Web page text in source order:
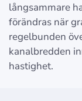
långsammare
förändras när
regelbunden
kanalbredden
hastighet.